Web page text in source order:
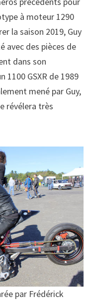
à moteur 1290
la saison 2019, Guy
avec des pièces de
dans son
GSXR de 1989
mené par Guy,
révélera très
par Frédérick